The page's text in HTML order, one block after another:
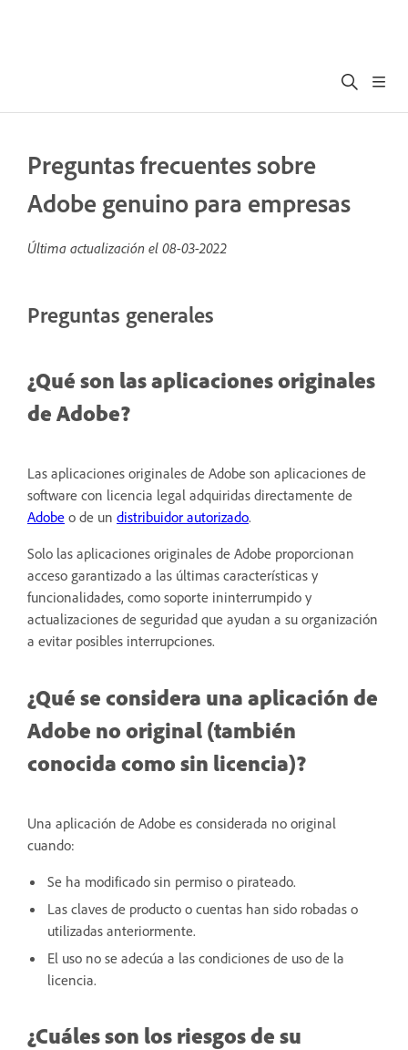
Preguntas frecuentes sobre
Adobe genuino para empresas
Última actualización el 08-03-2022
Preguntas generales
¿Qué son las aplicaciones originales
de Adobe?
Las aplicaciones originales de Adobe son aplicaciones de
software con licencia legal adquiridas directamente de
Adobe o de un distribuidor autorizado.
Solo las aplicaciones originales de Adobe proporcionan
acceso garantizado a las últimas características y
funcionalidades, como soporte ininterrumpido y
actualizaciones de seguridad que ayudan a su organización
a evitar posibles interrupciones.
¿Qué se considera una aplicación de
Adobe no original (también
conocida como sin licencia)?
Una aplicación de Adobe es considerada no original
cuando:
Se ha modificado sin permiso o pirateado.
Las claves de producto o cuentas han sido robadas o
utilizadas anteriormente.
El uso no se adecúa a las condiciones de uso de la
licencia.
¿Cuáles son los riesgos de su